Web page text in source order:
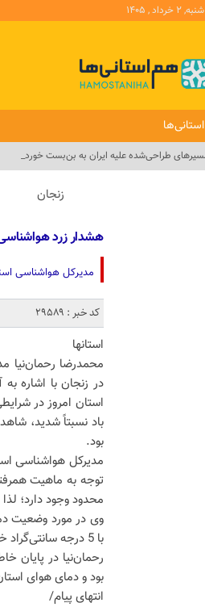
, ۱۴۰۵
طراحی‌شده علیه ایران به بن‌بست خورد_
زنجان
هشدار زرد هواشناسی
مدیرکل هواشناسی
کد خبر : 29589
استانها
محمدرضا رحمان‌نیا
در زنجان با اشاره
استان امروز در
باد نسبتاً شدید،
بود.
مدیرکل هواشناسی
توجه به ماهیت
محدود وجود دارد؛
با 5 درجه سانتی‌گراد خنک‌ترین و گیلوان با 33 درجه سانتی‌گراد گرم‌ترین نقاط استان بوده‌اند.
رحمان‌نیا در پایان
بود و دمای هوای
انتهای پیام/